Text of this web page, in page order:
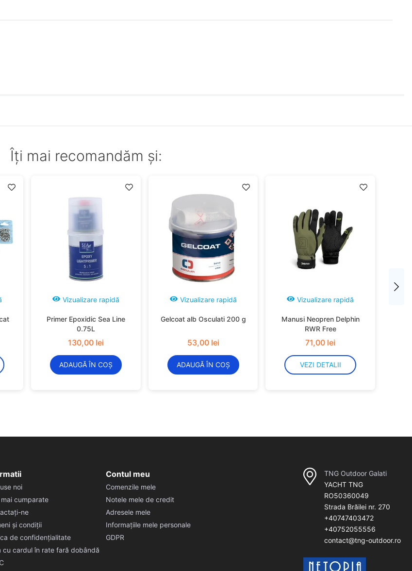
Îți mai recomandăm și:
Vizualizare rapidă
Primer Epoxidic Sea Line
0.75L
130,00 lei
ADAUGĂ ÎN COȘ
Vizualizare rapidă
Gelcoat alb Osculati 200 g
53,00 lei
ADAUGĂ ÎN COȘ
Vizualizare rapidă
Manusi Neopren Delphin
RWR Free
71,00 lei
VEZI DETALII
noi
mai cumparate
ne
și condiții
de confidențialitate
cu cardul în rate fară dobândă
Contul meu
Comenzile mele
Notele mele de credit
Adresele mele
Informațiile mele personale
GDPR
TNG Outdoor Galati
YACHT TNG
RO50360049
Strada Brăilei nr. 270
+40747403472
+40752055556
contact@tng-outdoor.ro